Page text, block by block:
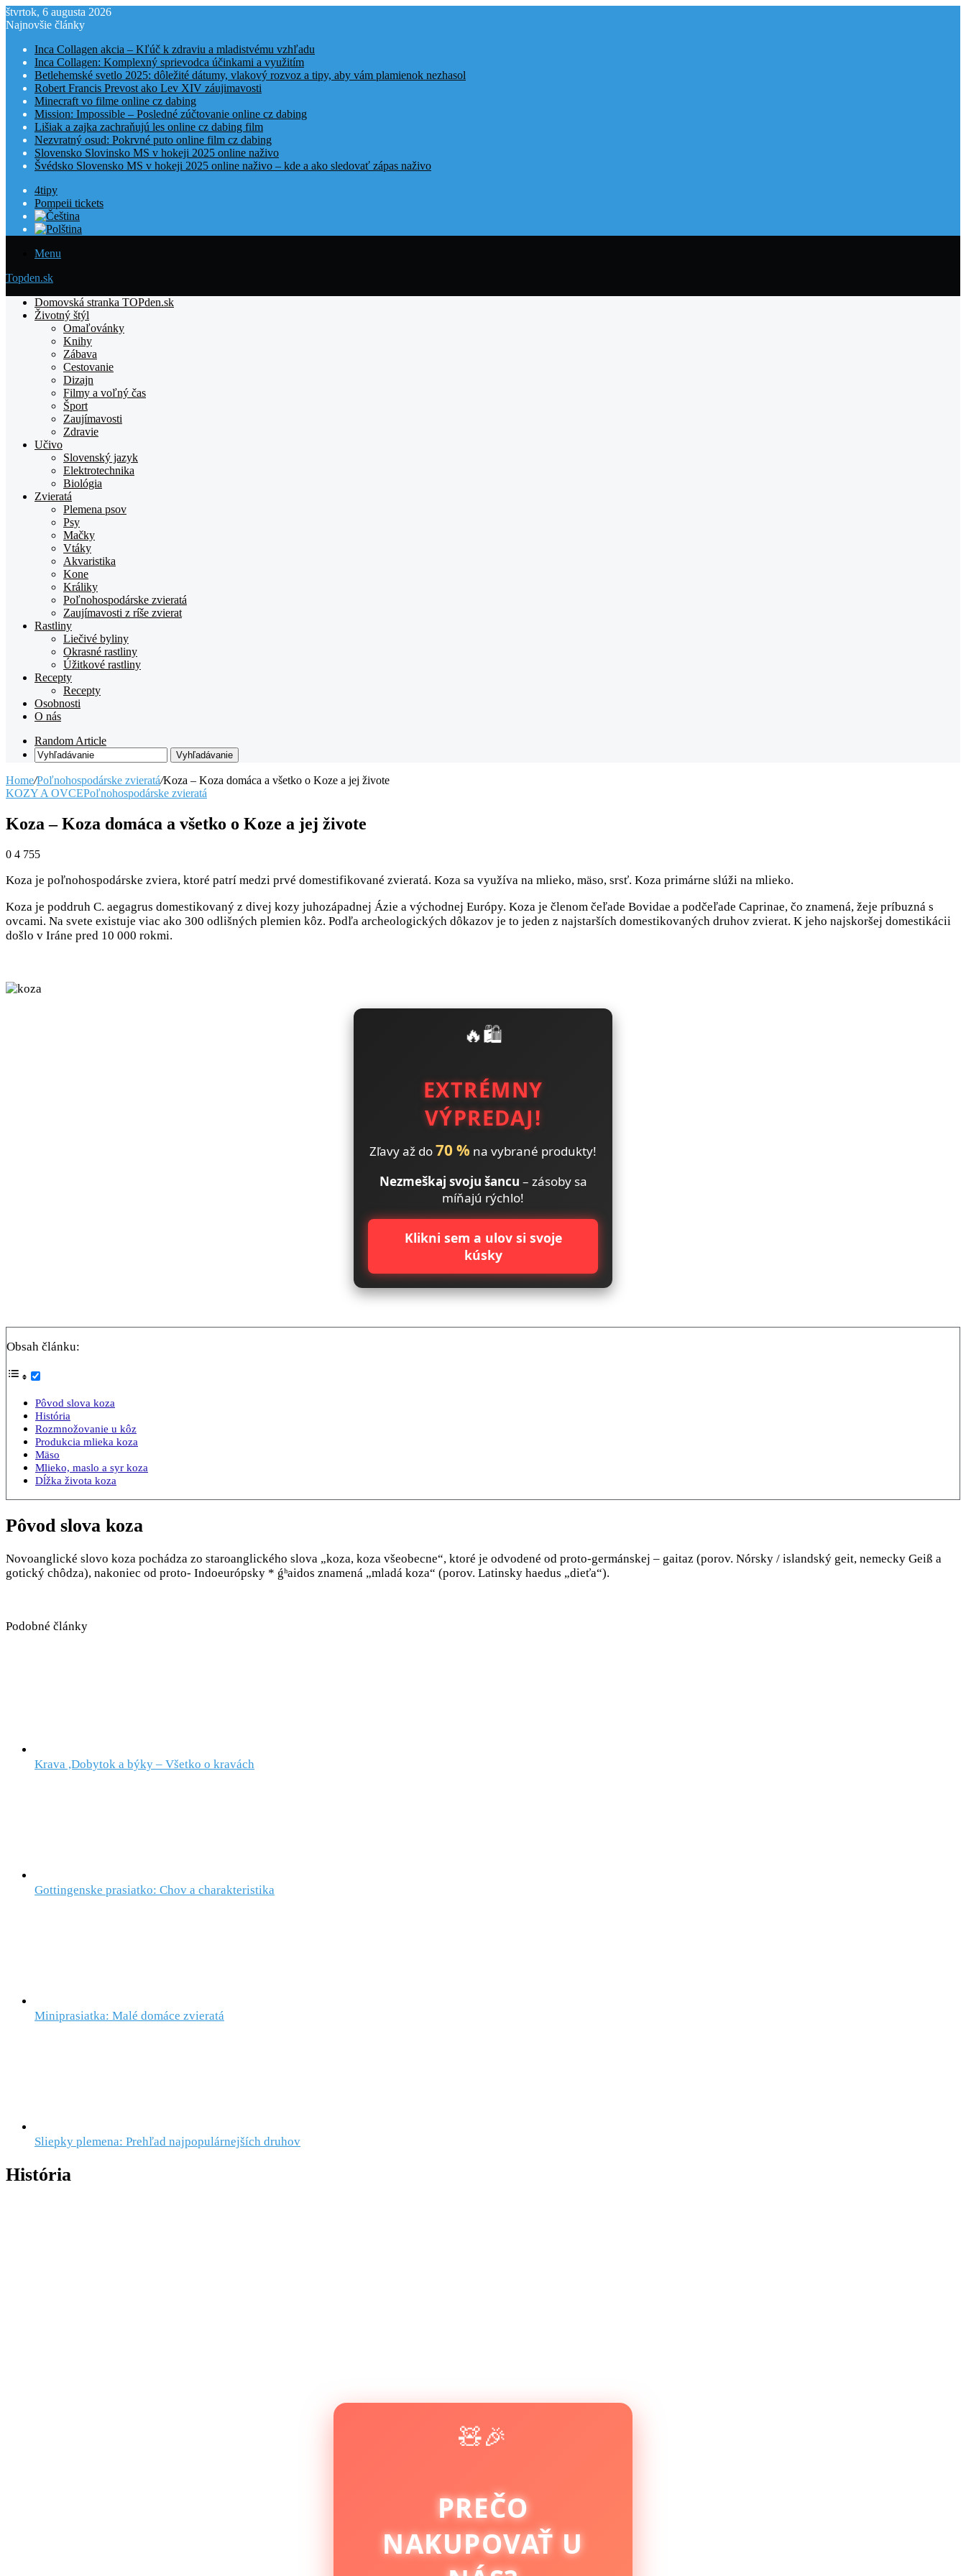
štvrtok, 6 augusta 2026
Najnovšie články
Inca Collagen akcia – Kľúč k zdraviu a mladistvému vzhľadu
Inca Collagen: Komplexný sprievodca účinkami a využitím
Betlehemské svetlo 2025: dôležité dátumy, vlakový rozvoz a tipy, aby vám plamienok nezhasol
Robert Francis Prevost ako Lev XIV záujimavosti
Minecraft vo filme online cz dabing
Mission: Impossible – Posledné zúčtovanie online cz dabing
Lišiak a zajka zachraňujú les online cz dabing film
Nezvratný osud: Pokrvné puto online film cz dabing
Slovensko Slovinsko MS v hokeji 2025 online naživo
Švédsko Slovensko MS v hokeji 2025 online naživo – kde a ako sledovať zápas naživo
4tipy
Pompeii tickets
Menu
Topden.sk
Domovská stranka TOPden.sk
Životný štýl
Omaľovánky
Knihy
Zábava
Cestovanie
Dizajn
Filmy a voľný čas
Šport
Zaujímavosti
Zdravie
Učivo
Slovenský jazyk
Elektrotechnika
Biológia
Zvieratá
Plemena psov
Psy
Mačky
Vtáky
Akvaristika
Kone
Králiky
Poľnohospodárske zvieratá
Zaujímavosti z ríše zvierat
Rastliny
Liečivé byliny
Okrasné rastliny
Úžitkové rastliny
Recepty
Recepty
Osobnosti
O nás
Random Article
Vyhľadávanie
Home/Poľnohospodárske zvieratá/Koza – Koza domáca a všetko o Koze a jej živote
KOZY A OVCEPoľnohospodárske zvieratá
Koza – Koza domáca a všetko o Koze a jej živote
0 4 755
Koza je poľnohospodárske zviera, ktoré patrí medzi prvé domestifikované zvieratá. Koza sa využíva na mlieko, mäso, srsť. Koza primárne slúži na mlieko.
Koza je poddruh C. aegagrus domestikovaný z divej kozy juhozápadnej Ázie a východnej Európy. Koza je členom čeľade Bovidae a podčeľade Caprinae, čo znamená, žeje príbuzná s
ovcami. Na svete existuje viac ako 300 odlišných plemien kôz. Podľa archeologických dôkazov je to jeden z najstarších domestikovaných druhov zvierat. K jeho najskoršej domestikácii
došlo v Iráne pred 10 000 rokmi.
🔥🛍️
EXTRÉMNY
VÝPREDAJ!
Zľavy až do70 % na vybrané produkty!
Nezmeškaj svoju šancu – zásoby sa
míňajú rýchlo!
Klikni sem a ulov si svoje
kúsky
Obsah článku:
Pôvod slova koza
História
Rozmnožovanie u kôz
Produkcia mlieka koza
Mäso
Mlieko, maslo a syr koza
Dĺžka života koza
Pôvod slova koza
Novoanglické slovo koza pochádza zo staroanglického slova „koza, koza všeobecne“, ktoré je odvodené od proto-germánskej – gaitaz (porov. Nórsky / islandský geit, nemecky Geiß a
gotický chôdza), nakoniec od proto- Indoeurópsky * ǵʰaidos znamená „mladá koza“ (porov. Latinsky haedus „dieťa“).
Podobné články
Krava ,Dobytok a býky – Všetko o kravách
Gottingenske prasiatko: Chov a charakteristika
Miniprasiatka: Malé domáce zvieratá
Sliepky plemena: Prehľad najpopulárnejších druhov
História
🧸🎉
PREČO
NAKUPOVAŤ U